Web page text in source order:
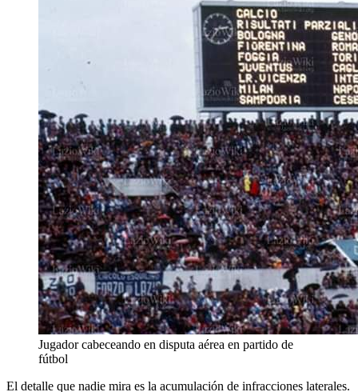
Jugador cabeceando en disputa aérea en partido de
fútbol
El detalle que nadie mira es la acumulación de infracciones laterales.